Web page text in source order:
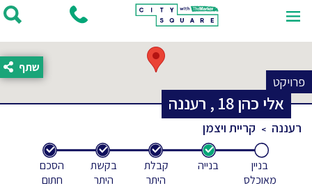
פרויקט
אלי כהן18
, רעננה
שתף
רעננה קריית ויצמן
בניין
מאוכלס
בנייה
קבלת
היתר
בקשת
היתר
הסכם
חתום